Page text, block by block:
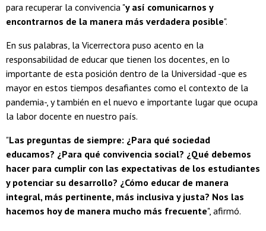
para recuperar la convivencia "y así comunicarnos y
encontrarnos de la manera más verdadera posible".
En sus palabras, la Vicerrectora puso acento en la
responsabilidad de educar que tienen los docentes, en lo
importante de esta posición dentro de la Universidad -que es
mayor en estos tiempos desafiantes como el contexto de la
pandemia-, y también en el nuevo e importante lugar que ocupa
la labor docente en nuestro país.
"Las preguntas de siempre: ¿Para qué sociedad
educamos? ¿Para qué convivencia social? ¿Qué debemos
hacer para cumplir con las expectativas de los estudiantes
y potenciar su desarrollo? ¿Cómo educar de manera
integral, más pertinente, más inclusiva y justa? Nos las
hacemos hoy de manera mucho más frecuente", afirmó.